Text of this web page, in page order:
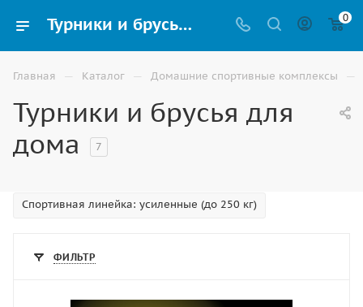
Турники и брусья настенные для дома 3 в 1 купить в Владикавказе 0
Главная — Каталог — Домашние спортивные комплексы —
Турники и брусья для
дома
7
Спортивная линейка: усиленные (до 250 кг)
ФИЛЬТР